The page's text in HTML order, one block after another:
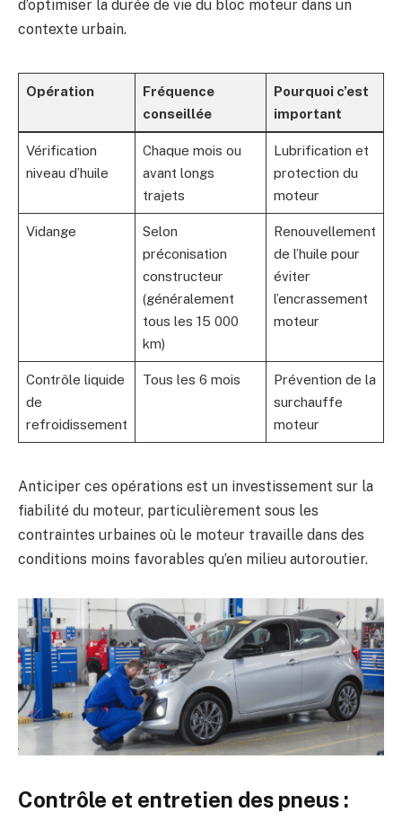
d’optimiser la durée de vie du bloc moteur dans un
contexte urbain.
Opération
Fréquence
conseillée
Pourquoi c’est
important
Vérification
niveau d’huile
Chaque mois ou
avant longs
trajets
Lubrification et
protection du
moteur
Vidange
Selon
préconisation
constructeur
(généralement
tous les 15 000
km)
Renouvellement
de l’huile pour
éviter
l’encrassement
moteur
Contrôle liquide
de
refroidissement
Tous les 6 mois
Prévention de la
surchauffe
moteur
Anticiper ces opérations est un investissement sur la
fiabilité du moteur, particulièrement sous les
contraintes urbaines où le moteur travaille dans des
conditions moins favorables qu’en milieu autoroutier.
Contrôle et entretien des pneus :